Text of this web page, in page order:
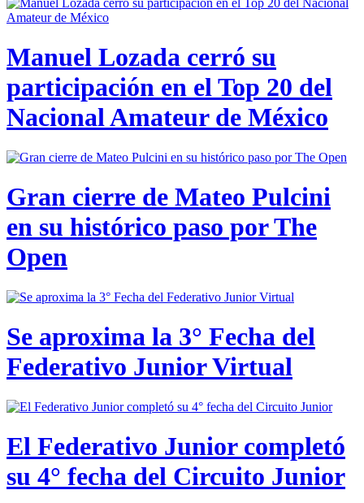
Manuel Lozada cerró su
participación en el Top 20 del
Nacional Amateur de México
Gran cierre de Mateo Pulcini
en su histórico paso por The
Open
Se aproxima la 3° Fecha del
Federativo Junior Virtual
El Federativo Junior completó
su 4° fecha del Circuito Junior